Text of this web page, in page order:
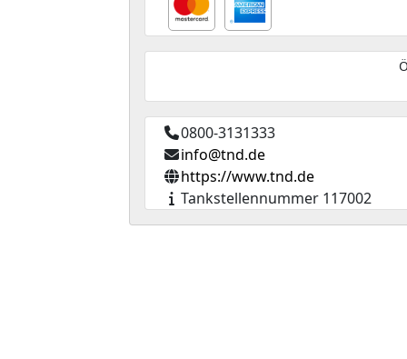
0800-3131333
info@tnd.de
https://www.tnd.de
Tankstellennummer 117002